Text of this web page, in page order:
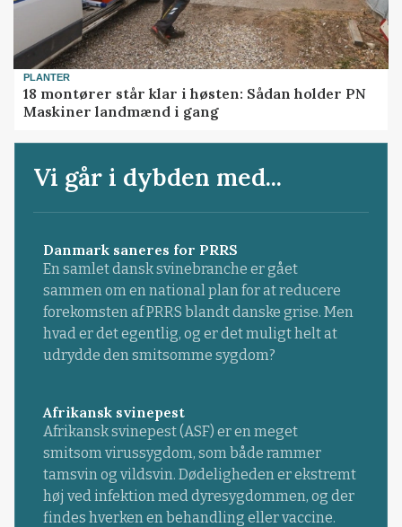
PLANTER
18 montører står klar i høsten: Sådan holder PN
Maskiner landmænd i gang
Vi går i dybden med...
Danmark saneres for PRRS
En samlet dansk svinebranche er gået
sammen om en national plan for at reducere
forekomsten af PRRS blandt danske grise. Men
hvad er det egentlig, og er det muligt helt at
udrydde den smitsomme sygdom?
Afrikansk svinepest
Afrikansk svinepest (ASF) er en meget
smitsom virussygdom, som både rammer
tamsvin og vildsvin. Dødeligheden er ekstremt
høj ved infektion med dyresygdommen, og der
findes hverken en behandling eller vaccine.